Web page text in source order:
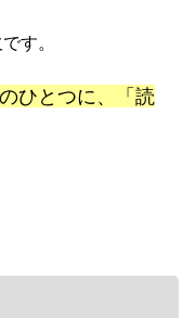
す。
ひとつに、「読